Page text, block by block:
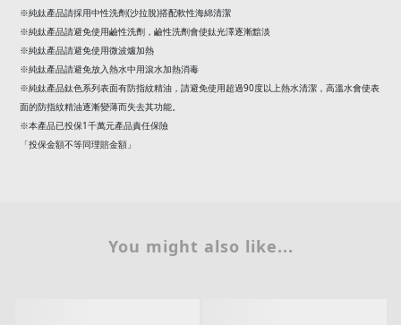
※純鈦產品請採用中性洗劑(沙拉脫)搭配軟性海綿清潔
※純鈦產品請避免使用鹼性洗劑，鹼性洗劑會使鈦光澤逐漸黯淡
※純鈦產品請避免使用微波爐加熱
※純鈦產品請避免放入熱水中用滾水加熱消毒
※純鈦產品鈦色系列表面有防指紋精油，請避免使用超過90度以上熱水清潔，高溫水會使表
面的防指紋精油逐漸變薄而失去其功能。
※本產品已投保1千萬元產品責任保險
「投保金額不等同理賠金額」
You might also like...